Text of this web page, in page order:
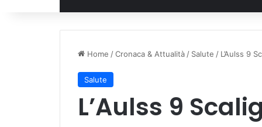
Home /Cronaca & Attualità / Salute / L’Aulss 9
Salute
L’Aulss 9